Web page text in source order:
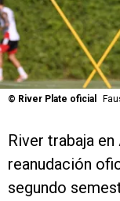
© River Plate oficial
River trabaja
reanudación
segundo